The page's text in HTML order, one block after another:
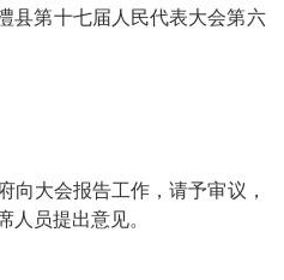
第十七届人民代表大会第六
大会报告工作，请予审议，
员提出意见。